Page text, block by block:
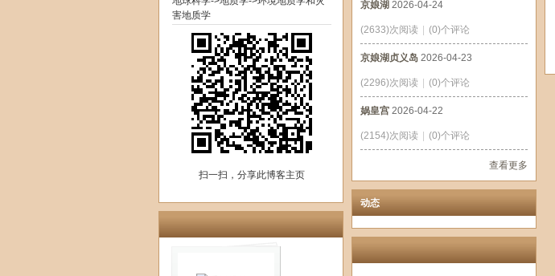
害地质学
扫一扫，分享此博客主页
京娘湖 2026-04-24
(2633)次阅读 (0)个评论
京娘湖贞义岛 2026-04-23
(2296)次阅读 (0)个评论
娲皇宫 2026-04-22
(2154)次阅读 (0)个评论
查看更多
动态